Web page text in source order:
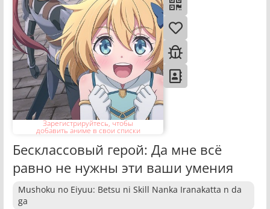
Зарегистрируйтесь, чтобы
добавить аниме в свои списки
Бесклассовый герой: Да мне всё
равно не нужны эти ваши умения
Mushoku no Eiyuu: Betsu ni Skill Nanka Iranakatta n da
ga